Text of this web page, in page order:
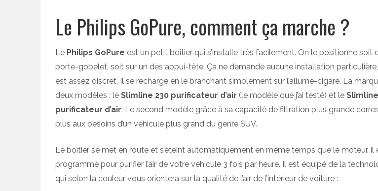
Le Philips GoPure, comment ça marche ?
Le Philips GoPure est un petit boîtier qui s’installe très facilement. On le positionne soit
porte-gobelet, soit sur un des appui-tête. Ça ne demande aucune installation
est assez discret. Il se recharge en le branchant simplement sur l’allume-cigare. La
deux modèles : le Slimline 230 purificateur d’air (le modèle que j’ai testé) et le
purificateur d’air. Le second modèle grâce à sa capacité de filtration plus grande
plus aux besoins d’un véhicule plus grand du genre SUV.
Le boîtier se met en route et s’éteint automatiquement en même temps que le moteur. il
programmé pour purifier l’air de votre véhicule 3 fois par heure. Il est équipé de la
qui selon la couleur vous orientera sur la qualité de l’air de l’intérieur de voiture :